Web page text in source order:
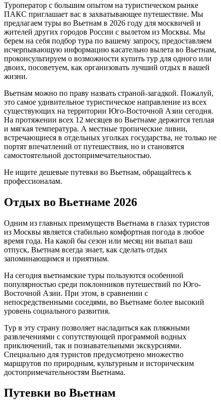
Туроператор с большим опытом на туристическом рынке
ПАКС приглашает вас в захватывающее путешествие. Мы
предлагаем туры во Вьетнам в 2026 году для москвичей и
жителей других городов России с вылетом из Москвы. Мы
берем на себя подбор тура по вашему запросу, предоставляем
исчерпывающую информацию касательно вылета во Вьетнам,
проконсультируем о возможности купить тур для одного или
двоих, посоветуем, как организовать лучший отдых в вашей
жизни.
Вьетнам можно по праву назвать страной-загадкой. Пожалуй,
это самое удивительное туристическое направление из всех
существующих на территории Юго-Восточной Азии сегодня.
На протяжении всех 12 месяцев во Вьетнаме держится теплая
и мягкая температура. А местные тропические ливни,
встречающиеся в отдельных уголках государства, не только не
портят впечатлений от путешествия, но и становятся
самостоятельной достопримечательностью.
Не ищите дешевые путевки во Вьетнам, обращайтесь к
профессионалам.
Отдых во Вьетнаме 2026
Одним из главных преимуществ Вьетнама в глазах туристов
из Москвы является стабильно комфортная погода в любое
время года. На какой бы сезон или месяц ни выпал ваш
отпуск, Вьетнам всегда знает, как сделать отдых
запоминающимся и приятным.
На сегодня вьетнамские туры пользуются особенной
популярностью среди поклонников путешествий по Юго-
Восточной Азии. При этом, в сравнении с
непосредственными соседями, во Вьетнаме более высокий
уровень социального развития.
Тур в эту страну позволяет насладиться как пляжными
развлечениями с сопутствующей программой водных
приключений, так и познавательными экскурсиями.
Специально для туристов предусмотрено множество
маршрутов по природным, культурным и историческим
достопримечательностям Вьетнама.
Путевки во Вьетнам